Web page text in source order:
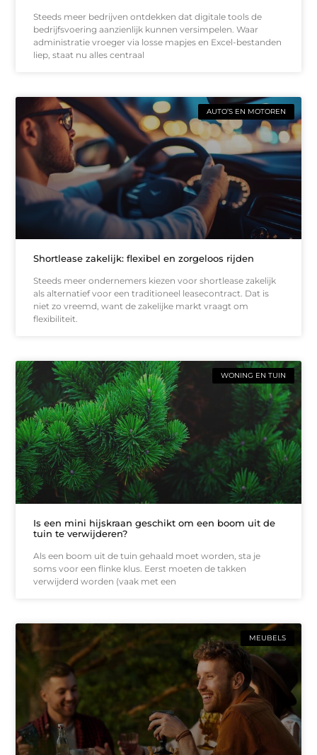
Steeds meer bedrijven ontdekken dat digitale tools de
bedrijfsvoering aanzienlijk kunnen versimpelen. Waar
administratie vroeger via losse mapjes en Excel-bestanden
liep, staat nu alles centraal
AUTO’S EN MOTOREN
Shortlease zakelijk: flexibel en zorgeloos rijden
Steeds meer ondernemers kiezen voor shortlease zakelijk
als alternatief voor een traditioneel leasecontract. Dat is
niet zo vreemd, want de zakelijke markt vraagt om
flexibiliteit.
WONING EN TUIN
Is een mini hijskraan geschikt om een boom uit de
tuin te verwijderen?
Als een boom uit de tuin gehaald moet worden, sta je
soms voor een flinke klus. Eerst moeten de takken
verwijderd worden (vaak met een
MEUBELS